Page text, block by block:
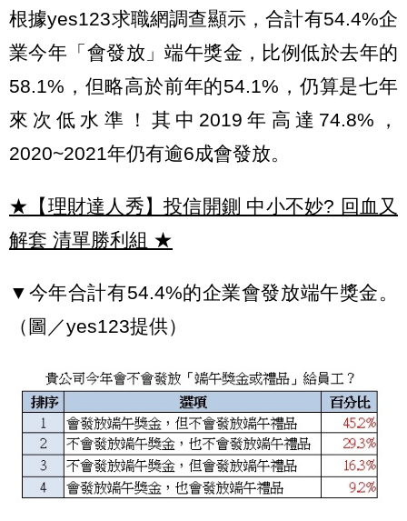
根據yes123求職網調查顯示，合計有54.4%企
業今年「會發放」端午獎金，比例低於去年的
58.1%，但略高於前年的54.1%，仍算是七年
來次低水準！其中2019年高達74.8%，
2020~2021年仍有逾6成會發放。
★【理財達人秀】投信開鍘 中小不妙? 回血又
解套 清單勝利組 ★
▼今年合計有54.4%的企業會發放端午獎金。
（圖／yes123提供）